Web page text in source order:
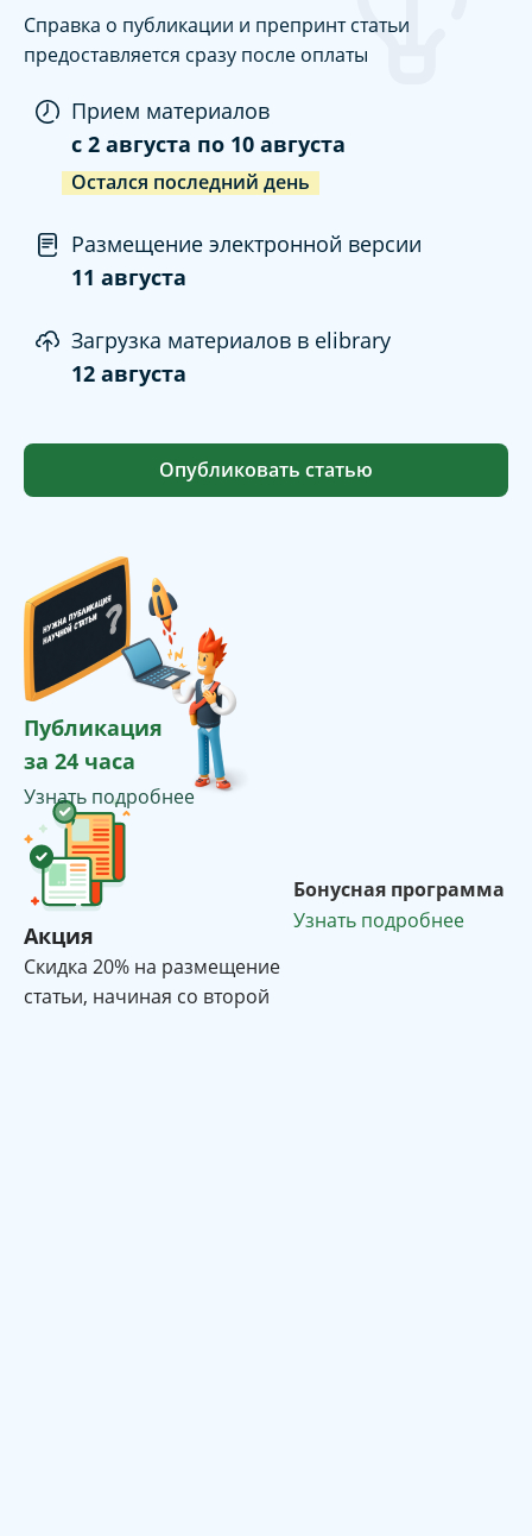
Справка о публикации и препринт статьи
предоставляется сразу после оплаты
Прием материалов
c 2 августа по 10 августа
Остался последний день
Размещение электронной версии
11 августа
Загрузка материалов в elibrary
12 августа
Опубликовать статью
Публикация
за 24 часа
Узнать подробнее
Акция
Cкидка 20% на размещение
статьи, начиная со второй
Бонусная программа
Узнать подробнее